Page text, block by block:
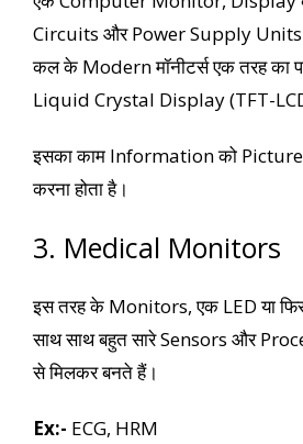
Circuits और Power Supply
कल के Modern मॉनीटर्स एक तरह का
Liquid Crystal Display (TFT-
इसका काम Information को
करना होता है।
3. Medical Monitors
इस तरह के Monitors, एक LED या
साथ साथ बहुत सारे Sensors और
से मिलकर बनते हैं।
Ex:- ECG, HRM